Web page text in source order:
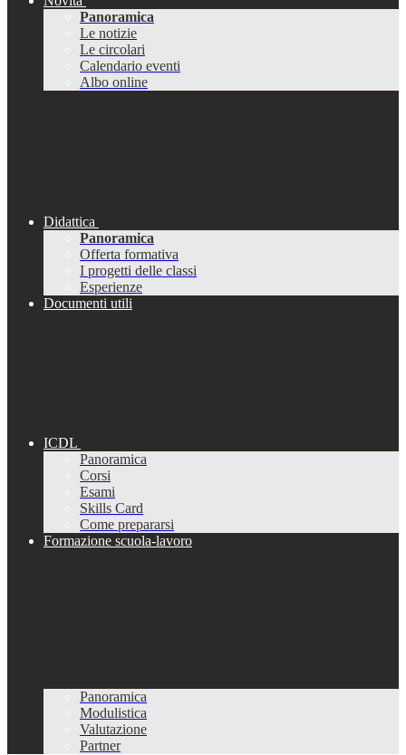
Panoramica
Le notizie
Le circolari
Calendario eventi
Albo online
Didattica
Panoramica
Offerta formativa
I progetti delle classi
Esperienze
Documenti utili
ICDL
Panoramica
Corsi
Esami
Skills Card
Come prepararsi
Formazione scuola-lavoro
Panoramica
Modulistica
Valutazione
Partner